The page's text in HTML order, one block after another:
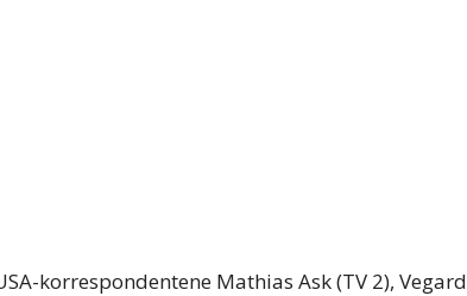
korrespondentene Mathias Ask (TV 2), Vegard